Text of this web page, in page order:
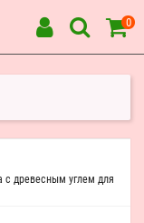
0
с древесным углем для